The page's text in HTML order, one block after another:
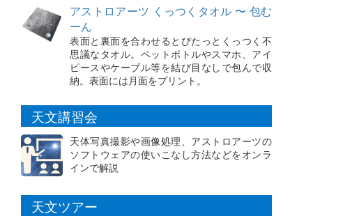
アストロアーツ くっつくタオル 〜 包む
ーん
表面と裏面を合わせるとぴたっとくっつく不
思議なタオル。ペットボトルやスマホ、アイ
ピースやケーブル等を結び目なしで包んで収
納。表面には月面をプリント。
天文講習会
天体写真撮影や画像処理、アストロアーツの
ソフトウェアの使いこなし方法などをオンラ
インで解説
天文ツアー